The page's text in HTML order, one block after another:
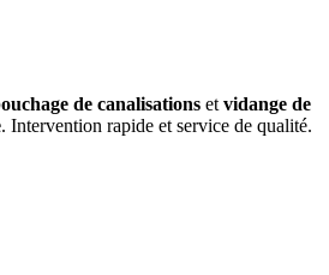
de canalisations et vidange de
. Intervention rapide et service de qualité.